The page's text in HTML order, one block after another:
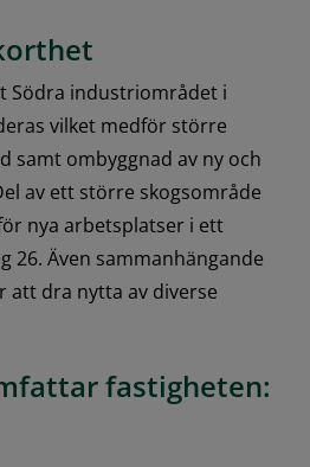
Södra industriområdet i
vilket medför större
samt ombyggnad av ny och
av ett större skogsområde
nya arbetsplatser i ett
26. Även sammanhängande
att dra nytta av diverse
fastigheten: